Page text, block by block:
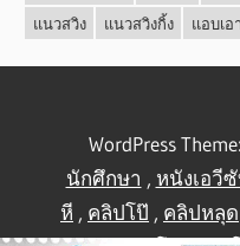
แนวสวิง
แนวสวิงกิ้ง แอบเ
WordPress
นักศึกษา , หนังเอวี
หี , คลิปโป๊ , คลิปหลุด